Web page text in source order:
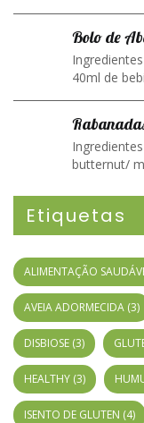
Bolo de
40ml de
butternut/
Etiquetas
ALIMENTAÇÃO
AVEIA ADORMECIDA (3)
DISBIOSE (3)
HEALTHY (3)
ISENTO DE GLUTEN (4)